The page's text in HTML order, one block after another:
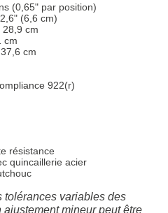
(0,65" par position)
(6,6 cm)
cm
cm
cm
922(r)
résistance
quincaillerie acier
tolérances variables des
mineur peut être